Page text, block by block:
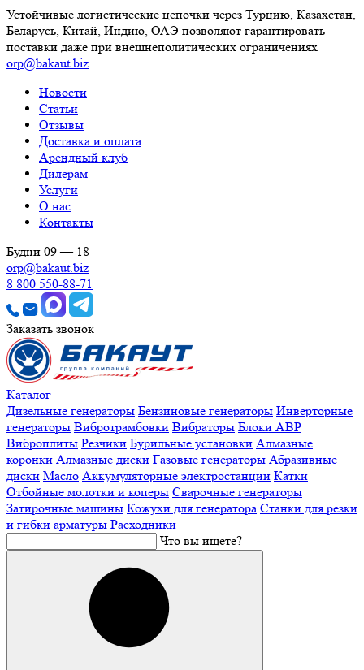
Устойчивые логистические цепочки через Турцию, Казахстан,
Беларусь, Китай, Индию, ОАЭ позволяют гарантировать
поставки даже при внешнеполитических ограничениях
orp@bakaut.biz
Новости
Статьи
Отзывы
Доставка и оплата
Арендный клуб
Дилерам
Услуги
О нас
Контакты
Будни 09 — 18
orp@bakaut.biz
8 800 550-88-71
Заказать звонок
Каталог
Дизельные генераторы Бензиновые генераторы Инверторные
генераторы Вибротрамбовки Вибраторы Блоки АВР
Виброплиты Резчики Бурильные установки Алмазные
коронки Алмазные диски Газовые генераторы Абразивные
диски Масло Аккумуляторные электростанции Катки
Отбойные молотки и коперы Сварочные генераторы
Затирочные машины Кожухи для генератора Станки для резки
и гибки арматуры Расходники
Что вы ищете?